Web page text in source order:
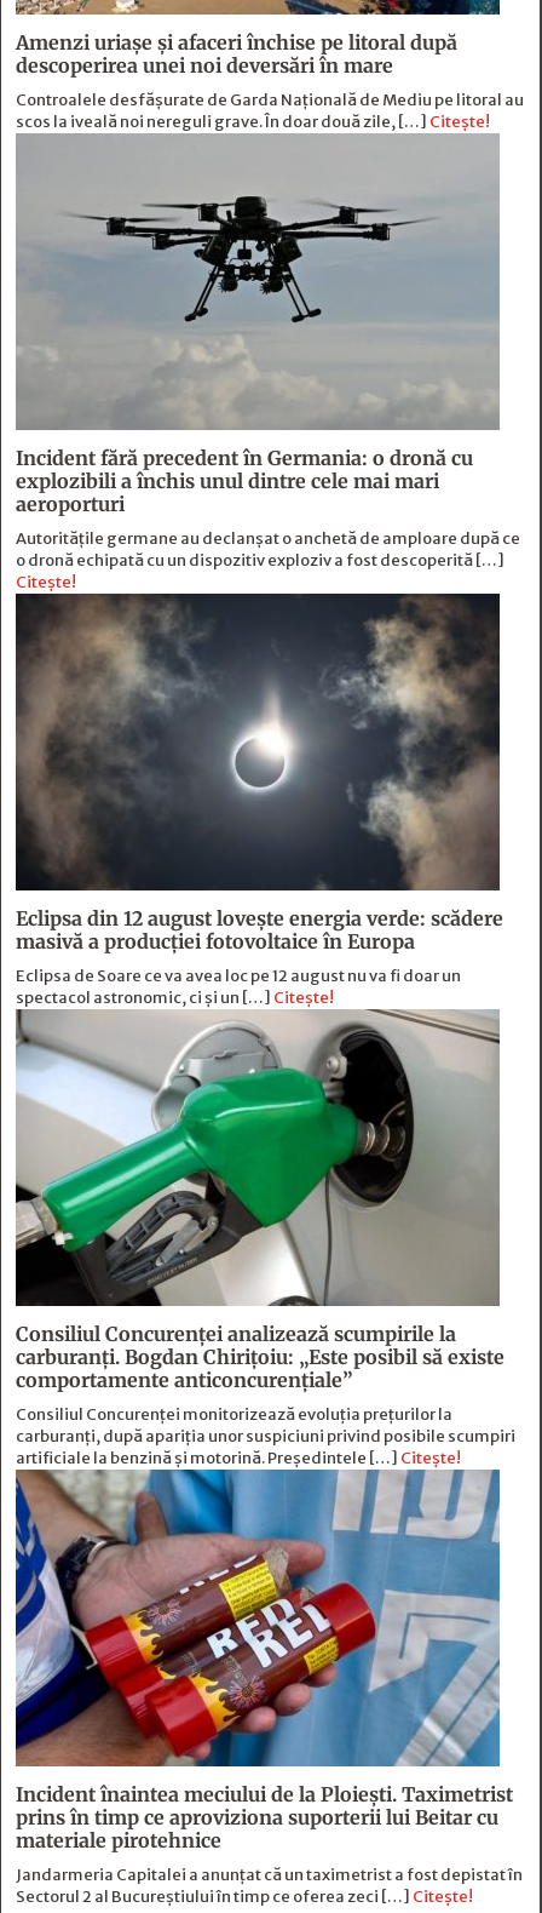
Amenzi uriașe și afaceri închise pe litoral după
descoperirea unei noi deversări în mare
Controalele desfășurate de Garda Națională de Mediu pe litoral au
scos la iveală noi nereguli grave. În doar două zile, […] Citește!
Incident fără precedent în Germania: o dronă cu
explozibili a închis unul dintre cele mai mari
aeroporturi
Autoritățile germane au declanșat o anchetă de amploare după ce
o dronă echipată cu un dispozitiv exploziv a fost descoperită […]
Citește!
Eclipsa din 12 august lovește energia verde: scădere
masivă a producției fotovoltaice în Europa
Eclipsa de Soare ce va avea loc pe 12 august nu va fi doar un
spectacol astronomic, ci și un […] Citește!
Consiliul Concurenței analizează scumpirile la
carburanți. Bogdan Chirițoiu: „Este posibil să existe
comportamente anticoncurențiale”
Consiliul Concurenței monitorizează evoluția prețurilor la
carburanți, după apariția unor suspiciuni privind posibile scumpiri
artificiale la benzină și motorină. Președintele […] Citește!
Incident înaintea meciului de la Ploiești. Taximetrist
prins în timp ce aproviziona suporterii lui Beitar cu
materiale pirotehnice
Jandarmeria Capitalei a anunțat că un taximetrist a fost depistat în
Sectorul 2 al Bucureștiului în timp ce oferea zeci […] Citește!